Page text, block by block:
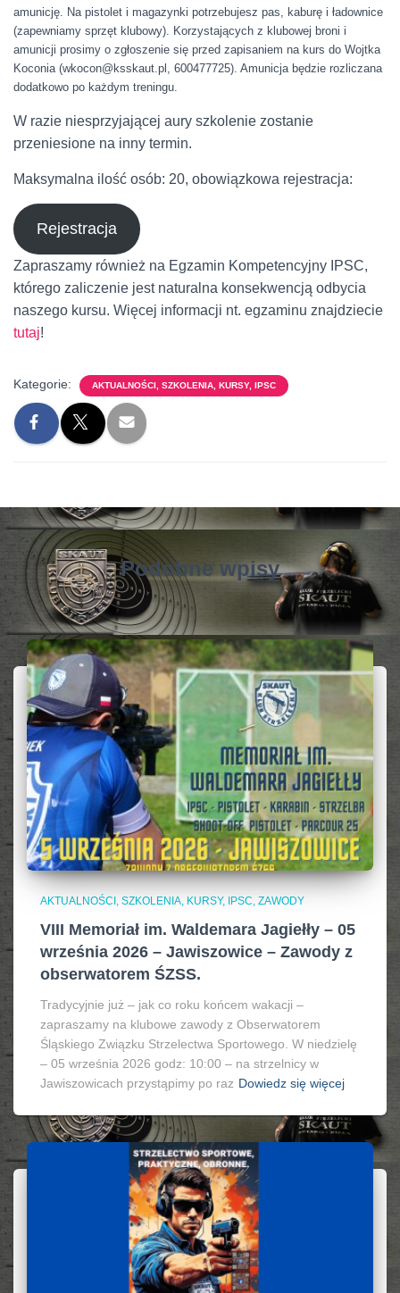
amunicję. Na pistolet i magazynki potrzebujesz pas, kaburę i ładownice
(zapewniamy sprzęt klubowy). Korzystających z klubowej broni i
amunicji prosimy o zgłoszenie się przed zapisaniem na kurs do Wojtka
Koconia (wkocon@ksskaut.pl, 600477725). Amunicja będzie rozliczana
dodatkowo po każdym treningu.
W razie niesprzyjającej aury szkolenie zostanie
przeniesione na inny termin.
Maksymalna ilość osób: 20, obowiązkowa rejestracja:
Rejestracja
Zapraszamy również na Egzamin Kompetencyjny IPSC,
którego zaliczenie jest naturalna konsekwencją odbycia
naszego kursu. Więcej informacji nt. egzaminu znajdziecie
tutaj!
Kategorie: AKTUALNOŚCI, SZKOLENIA, KURSY, IPSC
Podobne wpisy
AKTUALNOŚCI, SZKOLENIA, KURSY, IPSC ZAWODY
VIII Memoriał im. Waldemara Jagiełły – 05
września 2026 – Jawiszowice – Zawody z
obserwatorem ŚZSS.
Tradycyjnie już – jak co roku końcem wakacji –
zapraszamy na klubowe zawody z Obserwatorem
Śląskiego Związku Strzelectwa Sportowego. W niedzielę
– 05 września 2026 godz: 10:00 – na strzelnicy w
Jawiszowicach przystąpimy po raz Dowiedz się więcej